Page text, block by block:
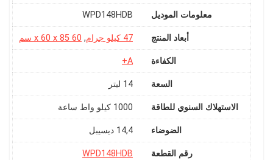
معلومات الموديل ‎WPD148HDB
أبعاد المنتج 47 كيلو جرام , 60 x 60 x 85 سم
الكفاءة A+
السعة ‎14 ليتر
الاستهلاك السنوي للطاقة ‎1000 كيلو واط ساعة
الضوضاء ‎14,4 ديسيبل
رقم القطعة ‎WPD148HDB